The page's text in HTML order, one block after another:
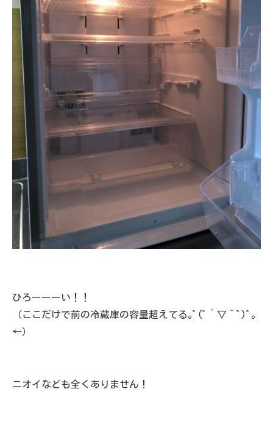
ひろーーーい！！
（ここだけで前の冷蔵庫の容量超えてる｡ﾟ(ﾟ´▽｀ﾟ)ﾟ｡
←）
ニオイなども全くありません！